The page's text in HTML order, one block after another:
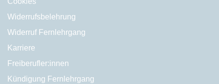
Widerrufsbelehrung
Widerruf Fernlehrgang
Karriere
Freiberufler:innen
Kündigung Fernlehrgang